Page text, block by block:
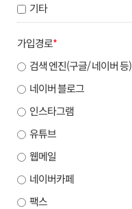
기타
가입경로*
검색 엔진(구글/ 네이버 등)
네이버 블로그
인스타그램
유튜브
웹메일
네이버카페
팩스